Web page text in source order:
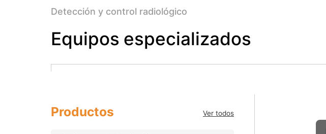
Detección y control radiológico
Equipos especializados
Productos Ver todos